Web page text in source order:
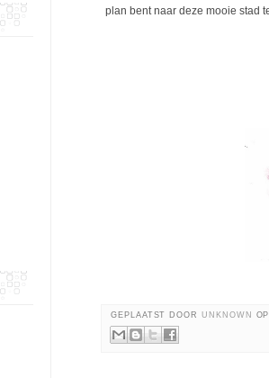
plan bent naar deze mooie stad
GEPLAATST DOORUNKNOWN